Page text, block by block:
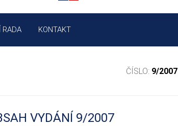
RADA KONTAKT
ČÍSLO: 9/2007
VYDÁNÍ 9/2007